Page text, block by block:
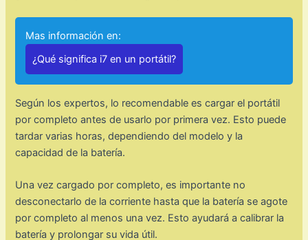
Mas información en:
¿Qué significa i7 en un portátil?
Según los expertos, lo recomendable es cargar el portátil
por completo antes de usarlo por primera vez. Esto puede
tardar varias horas, dependiendo del modelo y la
capacidad de la batería.
Una vez cargado por completo, es importante no
desconectarlo de la corriente hasta que la batería se agote
por completo al menos una vez. Esto ayudará a calibrar la
batería y prolongar su vida útil.